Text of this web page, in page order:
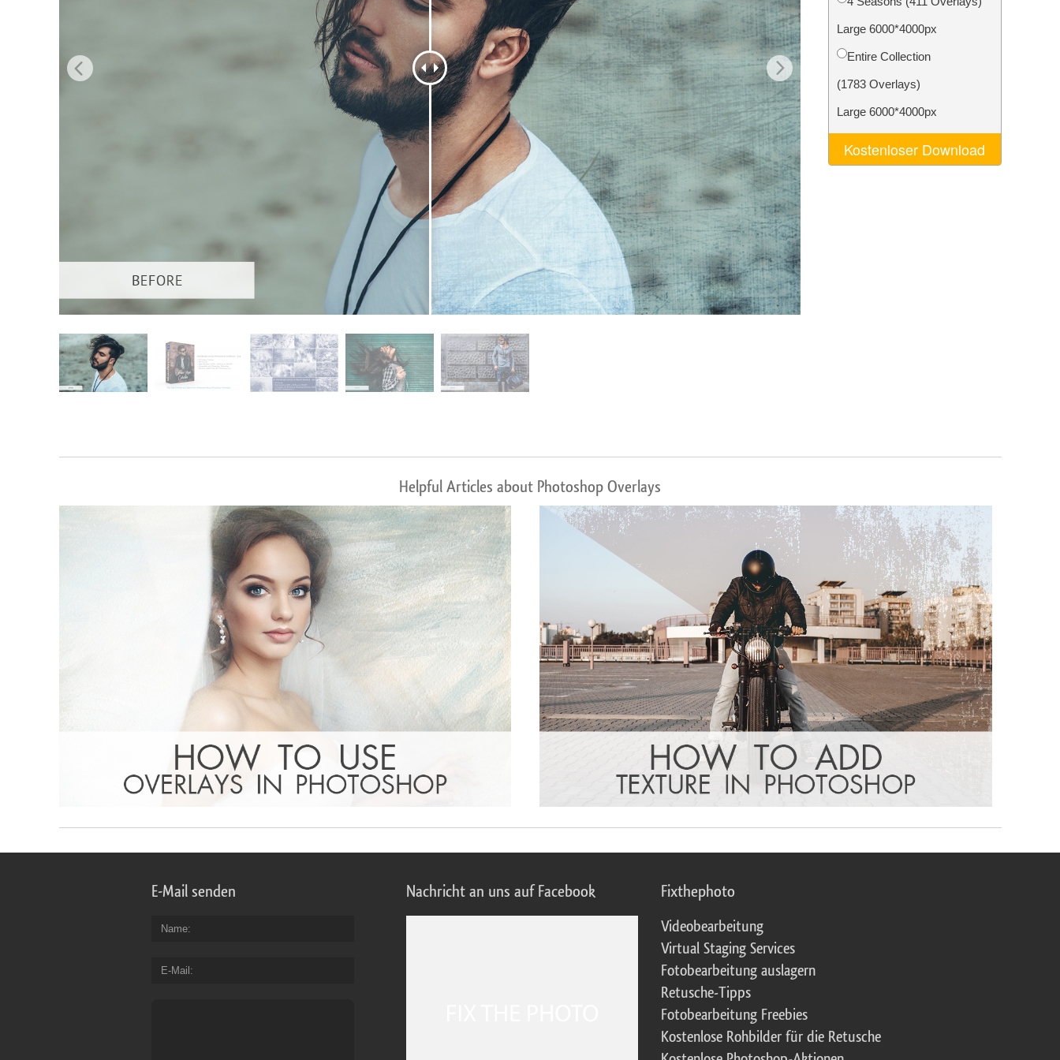
Produkt-Fotobearbeitung Schmuck-Fotobearbeitung KI-Trainingsdaten Video Editing Services
Large 6000*4000px
Entire Collection
(1783 Overlays)
Large 6000*4000px
Kostenloser Download
Helpful Articles about Photoshop Overlays
E-Mail senden
Name
E-Mail
Nachricht an uns auf Facebook Fixthephoto
Videobearbeitung
Virtual Staging Services
Fotobearbeitung auslagern
Retusche-Tipps
Fotobearbeitung Freebies
Kostenlose Rohbilder für die Retusche